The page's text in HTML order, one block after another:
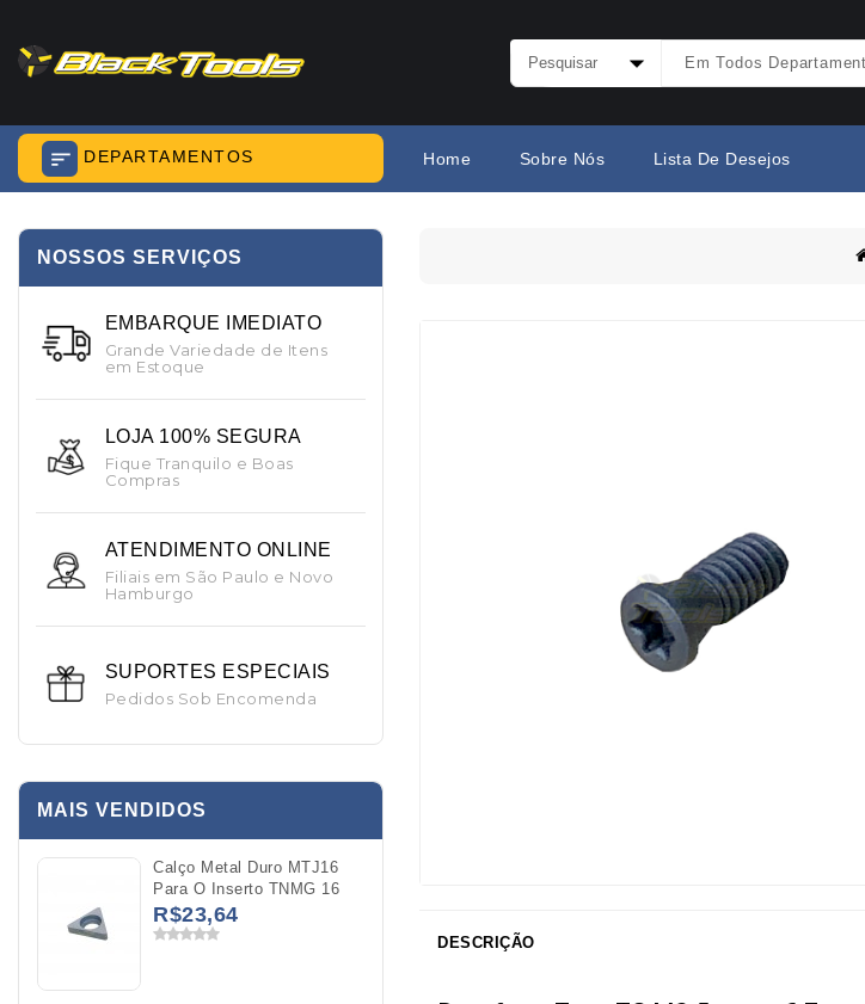
DEPARTAMENTOS Home Sobre Nós Lista De Desejos
NOSSOS SERVIÇOS
EMBARQUE IMEDIATO
Grande Variedade de Itens
em Estoque
LOJA 100% SEGURA
Fique Tranquilo e Boas
Compras
ATENDIMENTO ONLINE
Filiais em São Paulo e Novo
Hamburgo
SUPORTES ESPECIAIS
Pedidos Sob Encomenda
MAIS VENDIDOS
Calço Metal Duro MTJ16
Para O Inserto TNMG 16
R$23,64
DESCRIÇÃO